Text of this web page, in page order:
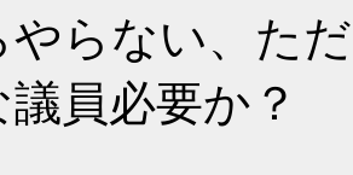
やらない、た
員必要か？